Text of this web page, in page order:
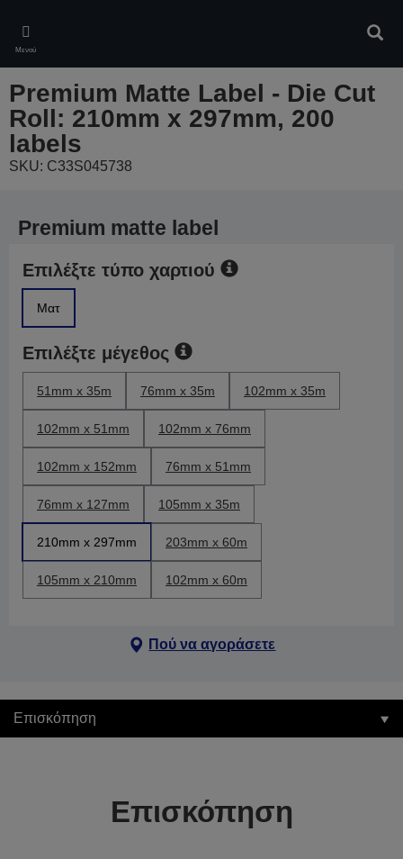
main
content
Μενού
Premium Matte Label - Die Cut
Roll: 210mm x 297mm, 200
labels
SKU: C33S045738
Premium matte label
Επιλέξτε τύπο χαρτιού
Ματ
Επιλέξτε μέγεθος
51mm x 35m 76mm x 35m 102mm x 35m
102mm x 51mm 102mm x 76mm
102mm x 152mm 76mm x 51mm
76mm x 127mm 105mm x 35m
210mm x 297mm 203mm x 60m
105mm x 210mm 102mm x 60m
Πού να αγοράσετε
Επισκόπηση
Επισκόπηση